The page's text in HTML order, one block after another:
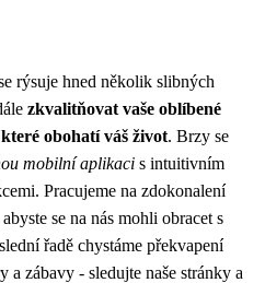
rýsuje hned několik slibných
zkvalitňovat vaše oblíbené
obohatí váš život. Brzy se
mobilní aplikaci s intuitivním
Pracujeme na zdokonalení
se na nás mohli obracet s
řadě chystáme překvapení
zábavy - sledujte naše stránky a